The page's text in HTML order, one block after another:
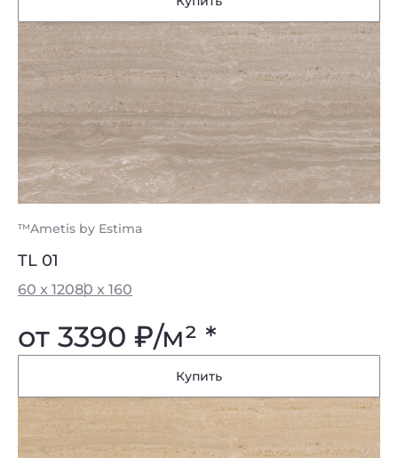
™Ametis by Estima
TL 01
60 x 12080 x 160
от 3390 ₽/м² *
Купить